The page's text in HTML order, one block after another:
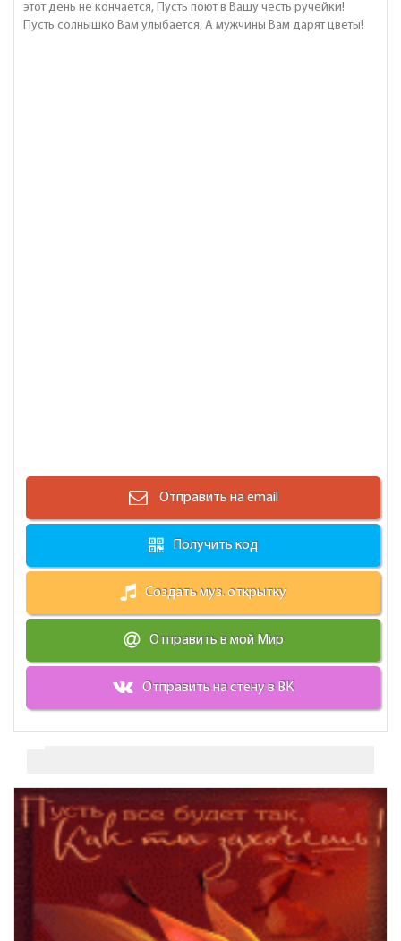
этот день не кончается, Пусть поют в Вашу честь ручейки!
Пусть солнышко Вам улыбается, А мужчины Вам дарят цветы!
Отправить на email
Получить код
Создать муз. открытку
Отправить в мой Мир
Отправить на стену в ВК